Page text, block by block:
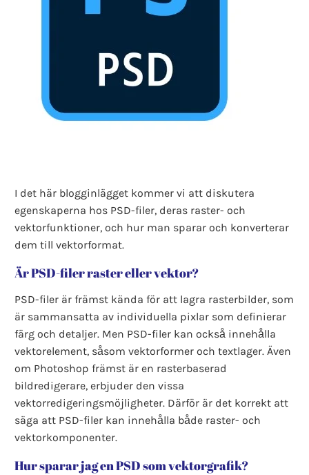
I det här blogginlägget kommer vi att diskutera
egenskaperna hos PSD-filer, deras raster- och
vektorfunktioner, och hur man sparar och konverterar
dem till vektorformat.
Är PSD-filer raster eller vektor?
PSD-filer är främst kända för att lagra rasterbilder, som
är sammansatta av individuella pixlar som definierar
färg och detaljer. Men PSD-filer kan också innehålla
vektorelement, såsom vektorformer och textlager. Även
om Photoshop främst är en rasterbaserad
bildredigerare, erbjuder den vissa
vektorredigeringsmöjligheter. Därför är det korrekt att
säga att PSD-filer kan innehålla både raster- och
vektorkomponenter.
Hur sparar jag en PSD som vektorgrafik?